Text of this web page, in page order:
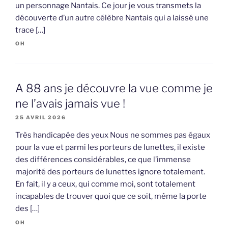
un personnage Nantais. Ce jour je vous transmets la
découverte d’un autre célèbre Nantais qui a laissé une
trace […]
OH
A 88 ans je découvre la vue comme je
ne l’avais jamais vue !
25 AVRIL 2026
Très handicapée des yeux Nous ne sommes pas égaux
pour la vue et parmi les porteurs de lunettes, il existe
des différences considérables, ce que l’immense
majorité des porteurs de lunettes ignore totalement.
En fait, il y a ceux, qui comme moi, sont totalement
incapables de trouver quoi que ce soit, même la porte
des […]
OH